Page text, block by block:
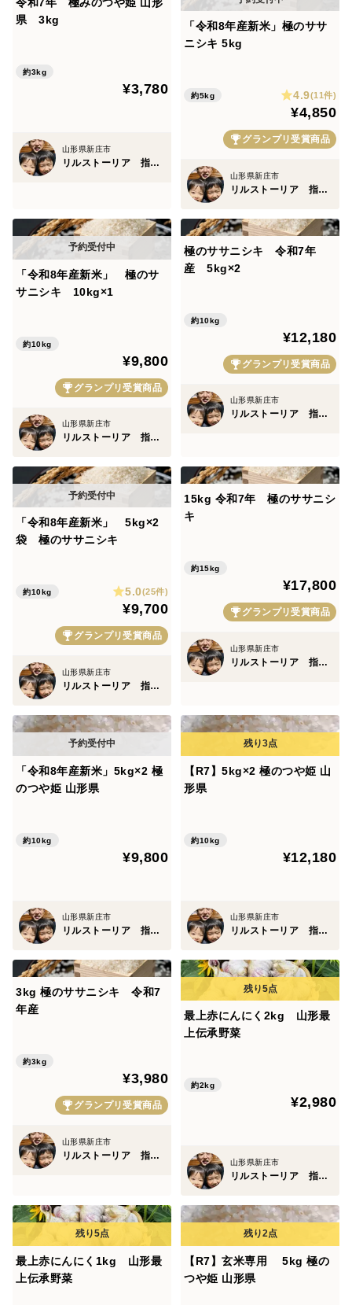
県 3kg
約3kg
¥3,780
山形県新庄市
リルストーリア 指村農園
「令和8年産新米」極のササ
ニシキ 5kg
約5kg 4.9(11件)
¥4,850
グランプリ受賞商品
山形県新庄市
リルストーリア 指村農園
「令和8年産新米」 極のサ
サニシキ 10kg×1
約10kg
¥9,800
グランプリ受賞商品
山形県新庄市
リルストーリア 指村農園
極のササニシキ 令和7年
産 5kg×2
約10kg
¥12,180
グランプリ受賞商品
山形県新庄市
リルストーリア 指村農園
「令和8年産新米」 5kg×2
袋 極のササニシキ
約10kg 5.0(25件)
¥9,700
グランプリ受賞商品
山形県新庄市
リルストーリア 指村農園
15kg 令和7年 極のササニシ
キ
約15kg
¥17,800
グランプリ受賞商品
山形県新庄市
リルストーリア 指村農園
「令和8年産新米」5kg×2 極
のつや姫 山形県
約10kg
¥9,800
山形県新庄市
リルストーリア 指村農園
【R7】5kg×2 極のつや姫 山
形県
約10kg
¥12,180
山形県新庄市
リルストーリア 指村農園
3kg 極のササニシキ 令和7
年産
約3kg
¥3,980
グランプリ受賞商品
山形県新庄市
リルストーリア 指村農園
最上赤にんにく2kg 山形最
上伝承野菜
約2kg
¥2,980
山形県新庄市
リルストーリア 指村農園
最上赤にんにく1kg 山形最
上伝承野菜
【R7】玄米専用 5kg 極の
つや姫 山形県